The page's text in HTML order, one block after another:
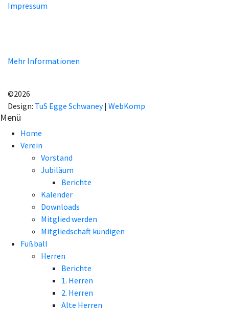
Impressum
Mehr Informationen
©2026
Design: TuS Egge Schwaney| WebKomp
Menü
Home
Verein
Vorstand
Jubiläum
Berichte
Kalender
Downloads
Mitglied werden
Mitgliedschaft kündigen
Fußball
Herren
Berichte
1. Herren
2. Herren
Alte Herren